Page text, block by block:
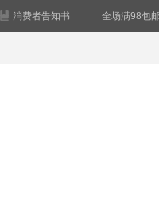
消费者告知书 全场满98包